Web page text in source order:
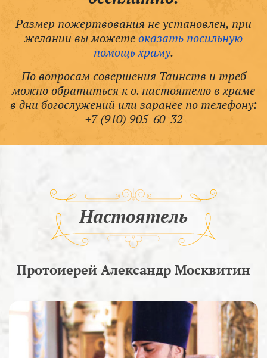
Размер пожертвования не установлен, при
желании вы можетеоказать посильную
помощь храму.
По вопросам совершения Таинств и треб
можно обратиться к о. настоятелю в храме
в дни богослужений или заранее по телефону:
+7 (910) 905-60-32
Настоятель
Протоиерей Александр Москвитин